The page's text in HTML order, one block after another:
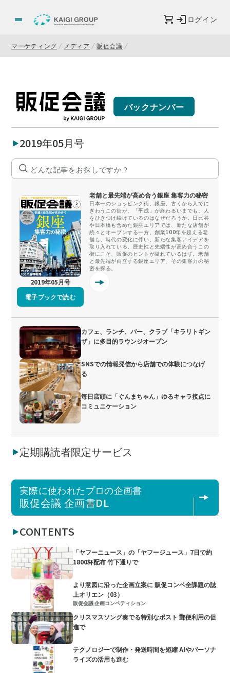
ログイン
マーケティング メディア 販促会議
バックナンバー
2019年05月号
2019年05月号
電子ブックで読む
老舗と最先端が高め合う銀座 集客力の秘密
日本一のショッピング街、銀座。古くから人でに
ぎわうこの街が、「平成」が終わるいまでも、人
をひきつけ続けているのはなぜだろうか。日比谷
や日本橋も含めた銀座エリアでは、新たな店舗が
続々とオープンする一方、創業100年を超える老
舗も、時代の変化に伴い、新たな集客アイデアを
取り入れている。歴史性と先端性が高め合うこの
街にこそ、販促のヒントが溢れているはず。老舗
と最先端が両立する銀座エリア、その集客力の秘
密を探る。
カフェ、ランチ、バー、クラブ「キラリトギン
ザ」に多目的ラウンジオープン
SNSでの情報発信から店舗での体験につなげ
る
毎日店頭に「ぐんまちゃん」ゆるキャラ接点に
コミュニケーション
定期購読者限定サービス
実際に使われたプロの企画書
販促会議 企画書DL
CONTENTS
「ヤフーニュース」の「ヤフージュース」7日で約
1800杯配布 竹下通りで
より意図に沿った企画立案に 販促コンペ全課題の誌
上オリエン（03）
販促会議 企画コンペティション
クリスマスソング奏でる特別なポスト 郵便利用の促
進で
テクノロジーで制作・発送時間を短縮 AIやパーソナ
ライズの活用も進む